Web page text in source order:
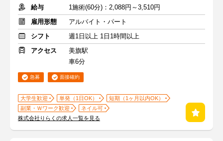
給与
1施術(60分)：2,088円～3,510円
雇用形態
アルバイト・パート
シフト
週1日以上 1日1時間以上
アクセス
美旗駅
車6分
急募 面接確約
大学生歓迎 単発（1日OK）
短期（1ヶ月以内OK）
副業・Ｗワーク歓迎
ネイル可
株式会社りらくの求人一覧を見る